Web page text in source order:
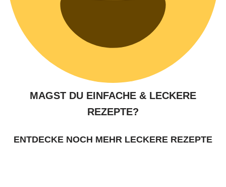
MAGST DU EINFACHE & LECKERE
REZEPTE?
ENTDECKE NOCH MEHR LECKERE REZEPTE